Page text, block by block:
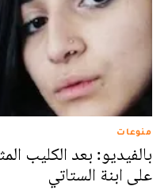
منوعات
بالفيديو: بعد الكليب
على ابنة الستاتي